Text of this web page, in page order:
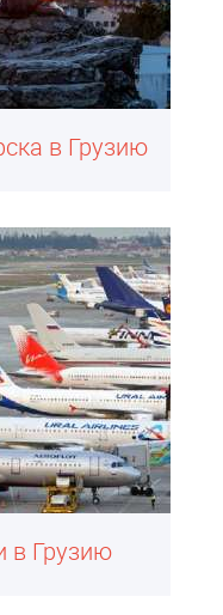
в Грузию
в Грузию